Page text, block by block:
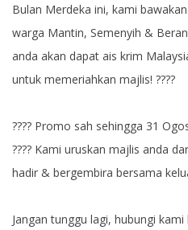
Bulan Merdeka ini, kami
warga Mantin, Semenyih &
anda akan dapat ais krim Malaysia
untuk memeriahkan majlis! ????
???? Promo sah sehingga 31
???? Kami uruskan majlis anda
hadir & bergembira bersama
Jangan tunggu lagi, hubungi kami